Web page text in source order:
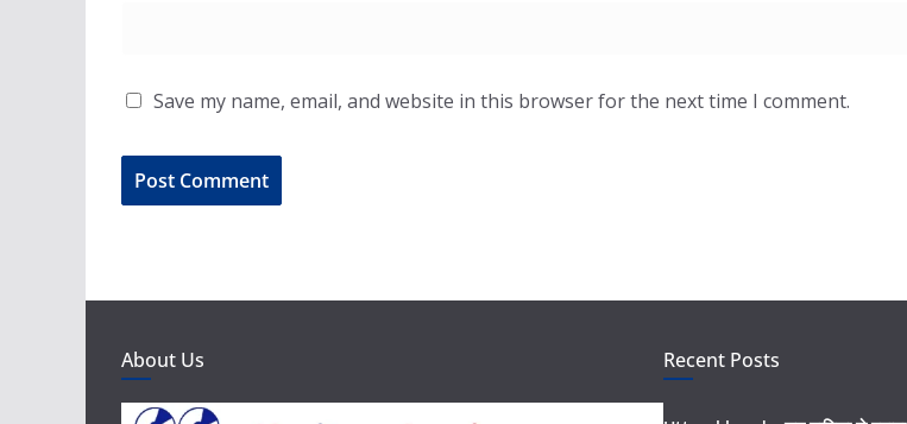
Save my name, email, and website in this browser for the next time I comment.
About Us Recent Posts